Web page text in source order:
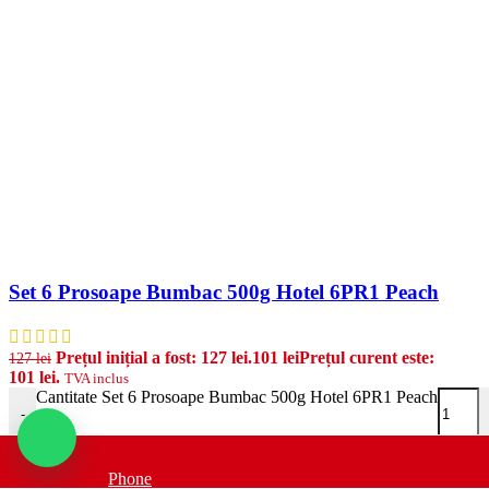
Set 6 Prosoape Bumbac 500g Hotel 6PR1 Peach
127lei Prețul inițial a fost: 127 lei.101 leiPrețul curent este:
101 lei. TVA inclus
-
Cantitate Set 6 Prosoape Bumbac 500g Hotel 6PR1 Peach
Adauga in cos
Phone